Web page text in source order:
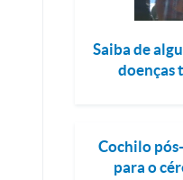
Saiba de
doenças
Cochilo
para o